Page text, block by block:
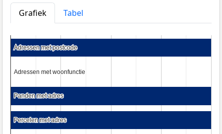
Grafiek
Tabel
Adressen met postcode
Adressen met postcode
Adressen met woonfunctie
Adressen met woonfunctie
Panden met adres
Panden met adres
Percelen met adres
Percelen met adres